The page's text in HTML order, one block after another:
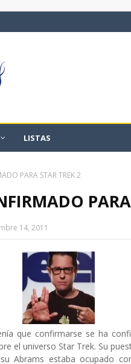
LISTAS
PARA STAR TREK 2
14, 2011
que confirmarse se ha
el universo Star Trek. Su
Abrams estaba ocupado